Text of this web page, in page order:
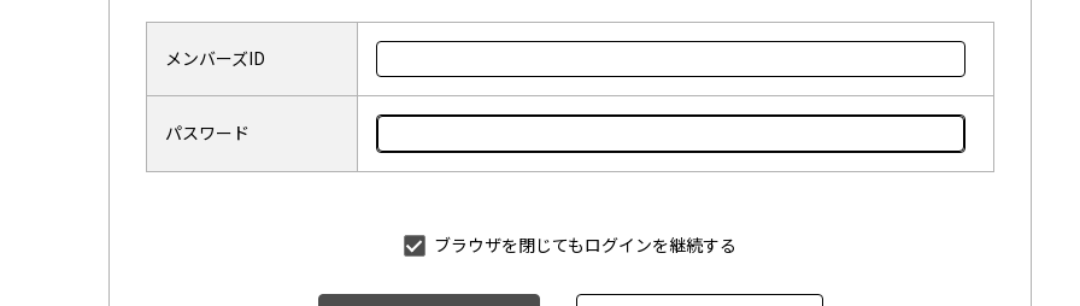
メンバーズID
パスワード
ブラウザを閉じてもログインを継続する